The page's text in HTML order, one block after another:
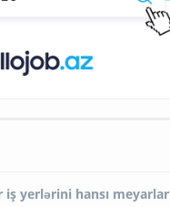
iş yerlərini hansı meyarlar